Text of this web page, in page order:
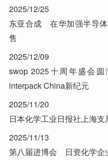
2025/12/25
东亚合成 在华加强半导
售
2025/12/09
swop 2025十周年盛会
interpack China新纪元
2025/11/20
日本化学工业日报社上海
2025/11/13
第八届进博会 日资化学企